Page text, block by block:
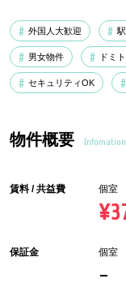
外国人大歓迎
男女物件 ドミ
セキュリティOK
物件概要 Infomation
賃料 / 共益費 個室
保証金 個室
-